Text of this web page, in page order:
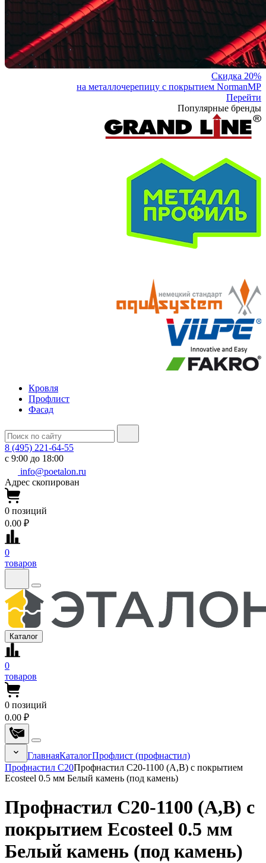
Скидка 20%
на металлочерепицу с покрытием NormanMP
Перейти
Популярные бренды
Кровля
Профлист
Фасад
8 (495) 221-64-55
с 9:00 до 18:00
info@poetalon.ru
Адрес скопирован
0 позиций
0.00 ₽
0
товаров
Каталог
0
товаров
0 позиций
0.00 ₽
ГлавнаяКаталогПрофлист (профнастил)
Профнастил С20Профнастил С20-1100 (A,B) с покрытием
Ecosteel 0.5 мм Белый камень (под камень)
Профнастил С20-1100 (A,B) с
покрытием Ecosteel 0.5 мм
Белый камень (под камень)